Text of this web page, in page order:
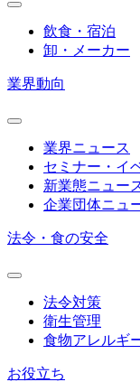
飲食・宿泊
卸・メーカー
業界動向
業界ニュース
セミナー・イ
新業態ニュー
企業団体ニュ
法令・食の安全
法令対策
衛生管理
食物アレルギ
お役立ち